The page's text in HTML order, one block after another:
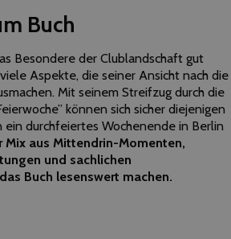
Buch
Besondere der Clublandschaft gut
Aspekte, die seiner Ansicht nach die
Mit seinem Streifzug durch die
können sich sicher diejenigen
durchfeiertes Wochenende in Berlin
Mix aus Mittendrin-Momenten,
und sachlichen
Buch lesenswert machen.